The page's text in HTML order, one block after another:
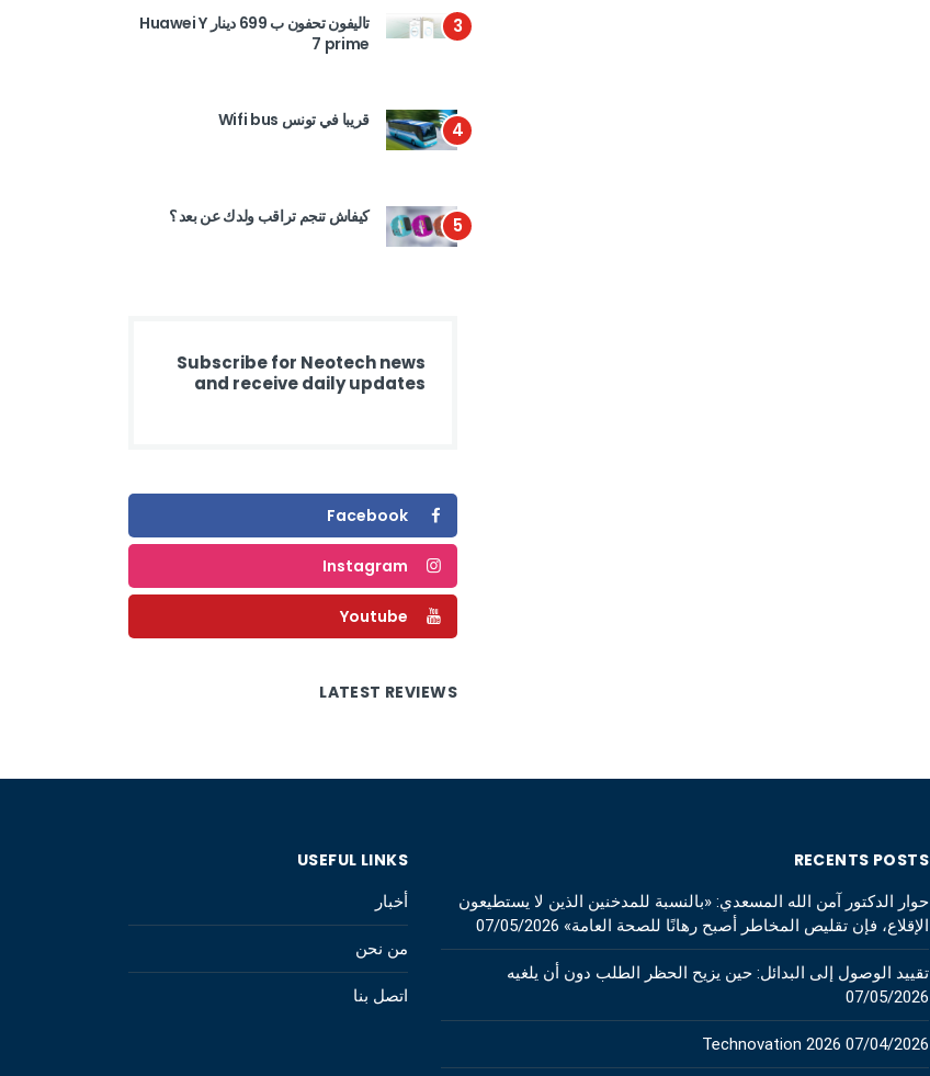
3
تاليفون تحفون ب 699 دينار Huawei Y
7 prime
4 قريبا في تونس Wifi bus
5 كيفاش تنجم تراقب ولدك عن بعد ؟
Subscribe for Neotech news
and receive daily updates
Facebook
Instagram
Youtube
LATEST REVIEWS
RECENTS POSTS
حوار الدكتور آمن الله المسعدي: «بالنسبة للمدخنين الذين لا يستطيعون
الإقلاع، فإن تقليص المخاطر أصبح رهانًا للصحة العامة» 07/05/2026
تقييد الوصول إلى البدائل: حين يزيح الحظر الطلب دون أن يلغيه
07/05/2026
Technovation 2026 07/04/2026
USEFUL LINKS
أخبار
من نحن
اتصل بنا